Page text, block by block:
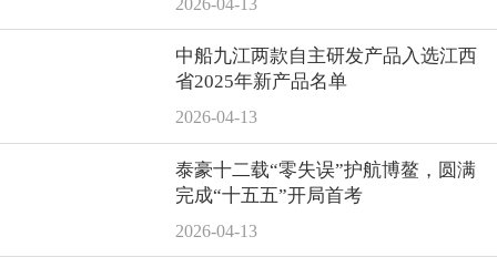
中船九江两款自主研发产品入选江西
省2025年新产品名单
2026-04-13
泰豪十二载“零失误”护航博鳌，圆满
完成“十五五”开局首考
2026-04-13